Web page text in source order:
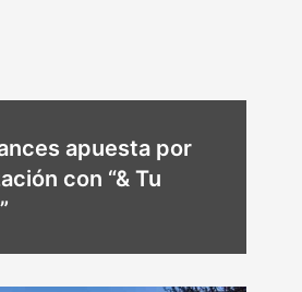
apuesta por
con “& Tu